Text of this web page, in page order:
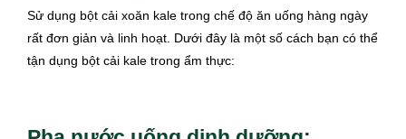
Sử dụng bột cải xoăn kale trong chế độ ăn uống hàng ngày
rất đơn giản và linh hoạt. Dưới đây là một số cách bạn có thể
tận dụng bột cải kale trong ẩm thực: